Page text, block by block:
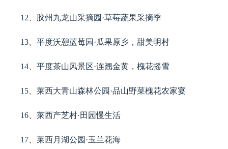
12、胶州九龙山采摘园·草莓蔬果采摘季
13、平度沃憩蓝莓园·瓜果原乡，甜美明村
14、平度茶山风景区·连翘金黄，槐花摇雪
15、莱西大青山森林公园·品山野菜槐花农家宴
16、莱西产芝村·田园慢生活
17、莱西月湖公园·玉兰花海